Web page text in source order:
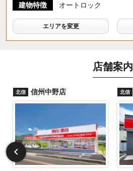
建物特徴
オートロック
エリアを変更
店舗案内
北信 信州中野店 北信